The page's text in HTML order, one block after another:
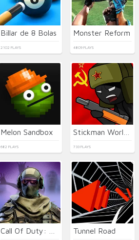
Billar de 8 Bolas
2102 PLAYS
Monster Reform
4809 PLAYS
Melon Sandbox
682 PLAYS 733 PLAYS
Tunnel Road